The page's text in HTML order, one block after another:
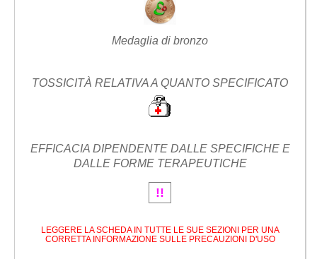
Medaglia di bronzo
TOSSICITÀ RELATIVA A QUANTO SPECIFICATO
EFFICACIA DIPENDENTE DALLE SPECIFICHE E
DALLE FORME TERAPEUTICHE
!!
LEGGERE LA SCHEDA IN TUTTE LE SUE SEZIONI PER UNA
CORRETTA INFORMAZIONE SULLE PRECAUZIONI D'USO